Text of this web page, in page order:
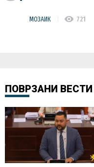
МОЗАИК visibility 721
ПОВРЗАНИ ВЕСТИ